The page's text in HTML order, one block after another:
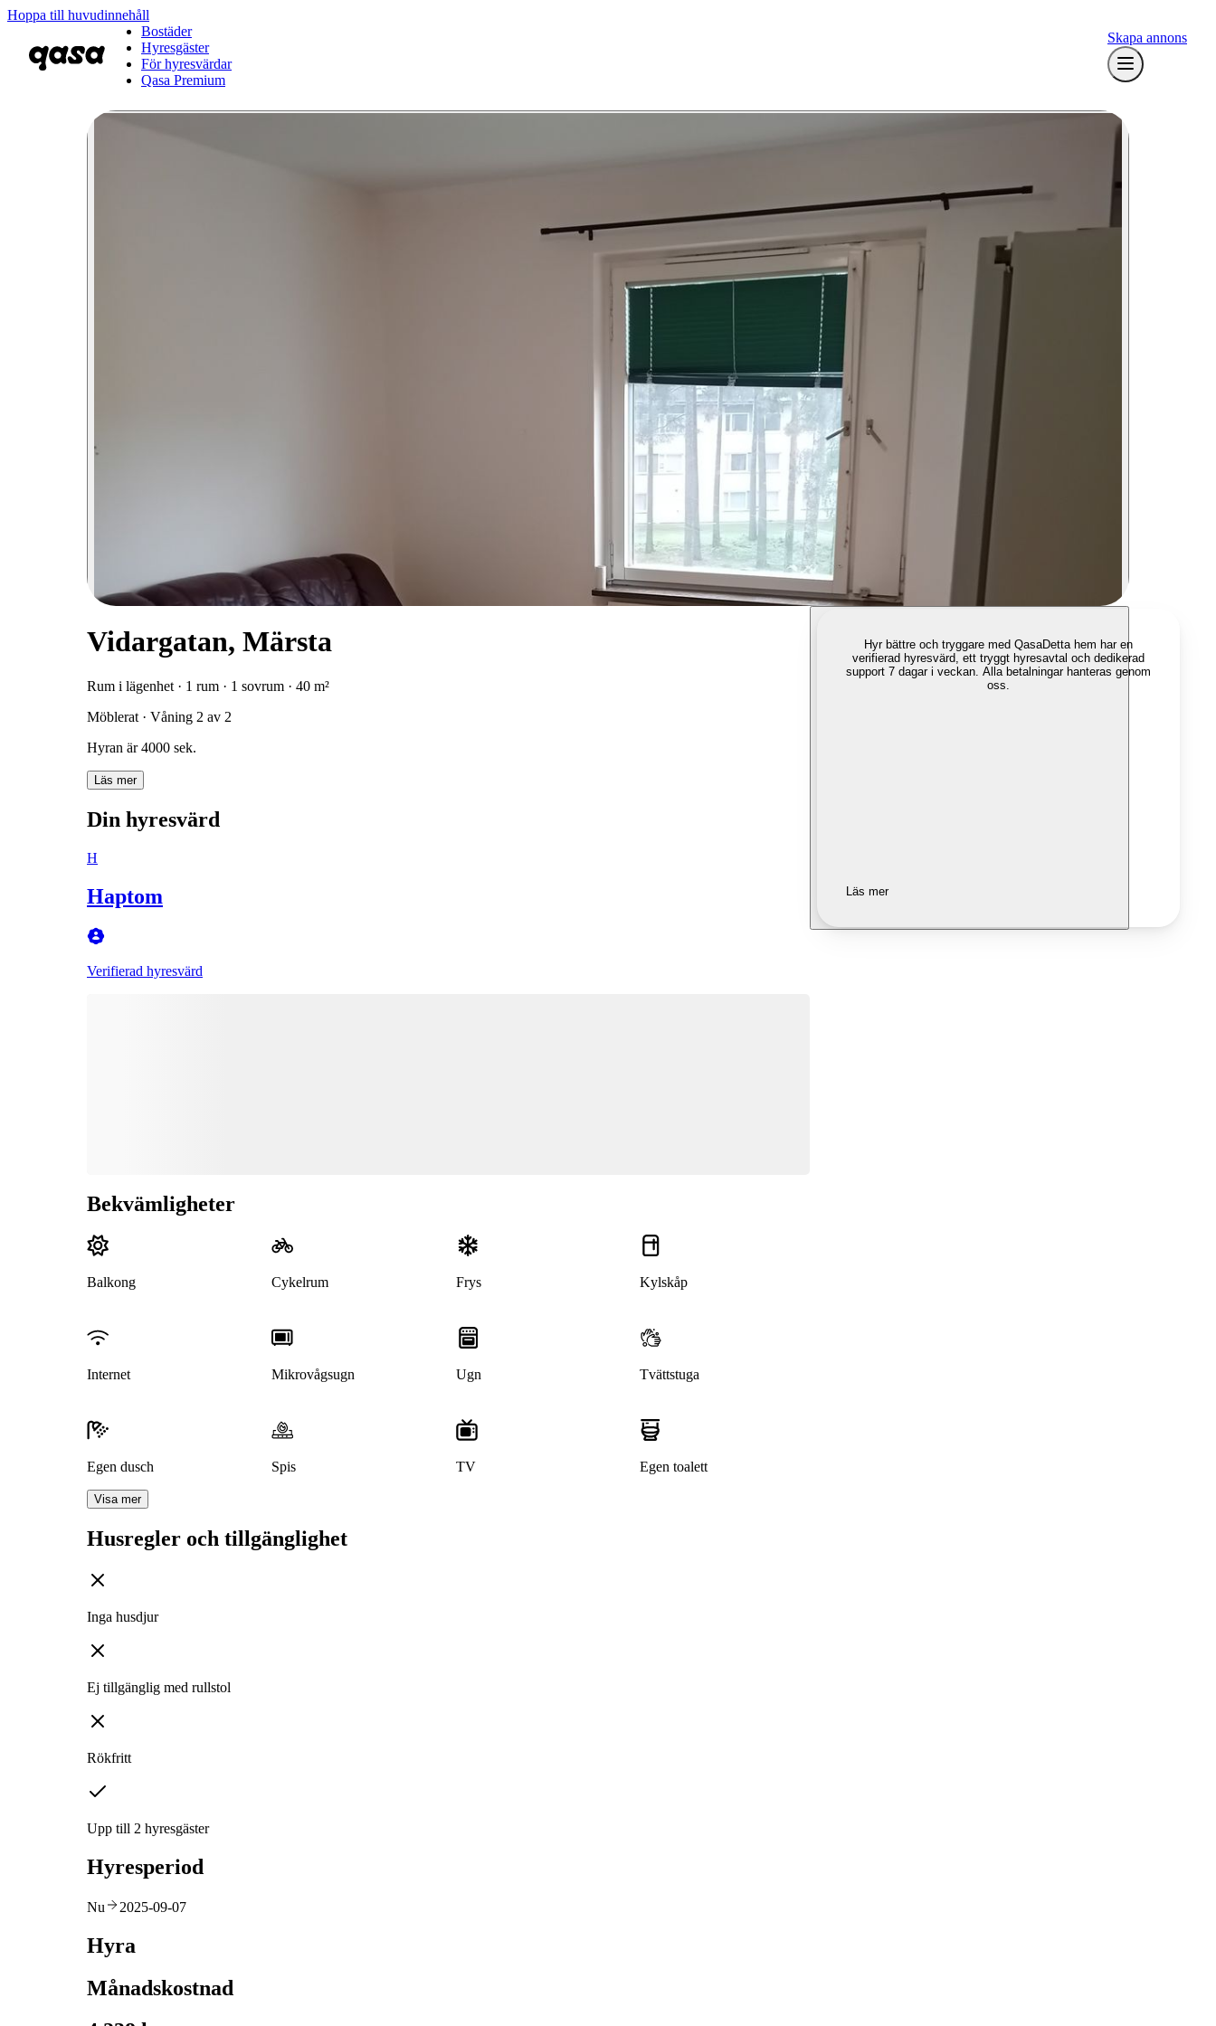
Hoppa till huvudinnehåll
Bostäder
Hyresgäster
För hyresvärdar
Qasa Premium
Skapa annons
Vidargatan, Märsta
Rum i lägenhet · 1 rum · 1 sovrum · 40 m²
Möblerat · Våning 2 av 2
Hyran är 4000 sek.
Läs mer
Din hyresvärd
H
Haptom
Verifierad hyresvärd
Bekvämligheter
Balkong Cykelrum Frys Kylskåp
Internet Mikrovågsugn Ugn Tvättstuga
Egen dusch Spis TV Egen toalett
Visa mer
Husregler och tillgänglighet
Inga husdjur
Ej tillgänglig med rullstol
Rökfritt
Upp till 2 hyresgäster
Hyresperiod
Nu 2025-09-07
Hyra
Månadskostnad
Hyr bättre och tryggare med QasaDetta hem har en
verifierad hyresvärd, ett tryggt hyresavtal och dedikerad
support 7 dagar i veckan. Alla betalningar hanteras genom
oss.
Läs mer